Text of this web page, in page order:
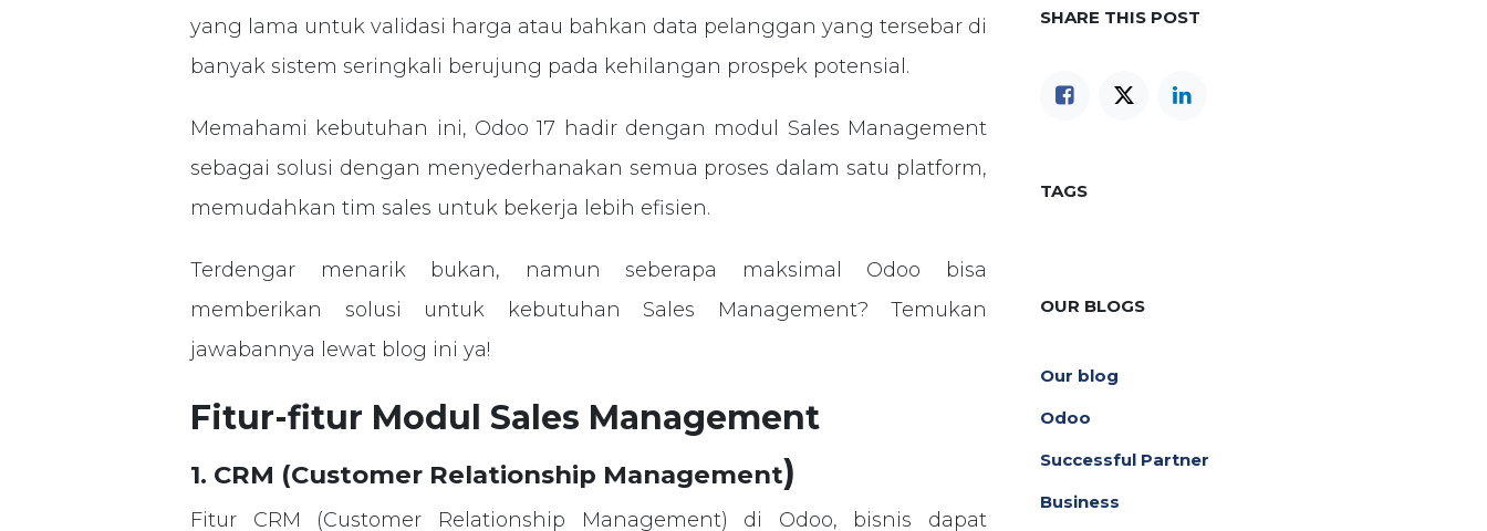
yang lama untuk validasi harga atau bahkan data pelanggan yang tersebar di
banyak sistem seringkali berujung pada kehilangan prospek potensial.
Memahami kebutuhan ini, Odoo 17 hadir dengan modul Sales Management
sebagai solusi dengan menyederhanakan semua proses dalam satu platform,
memudahkan tim sales untuk bekerja lebih efisien.
Terdengar menarik bukan, namun seberapa maksimal Odoo bisa
memberikan solusi untuk kebutuhan Sales Management? Temukan
jawabannya lewat blog ini ya!
Fitur-fitur Modul Sales Management
1. CRM (Customer Relationship Management)
Fitur CRM (Customer Relationship Management) di Odoo, bisnis dapat
SHARE THIS POST
TAGS
OUR BLOGS
Our blog
Odoo
Successful Partner
Business